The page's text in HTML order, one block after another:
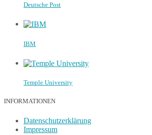
Deutsche Post
IBM
Temple University
INFORMATIONEN
Datenschutzerklärung
Impressum